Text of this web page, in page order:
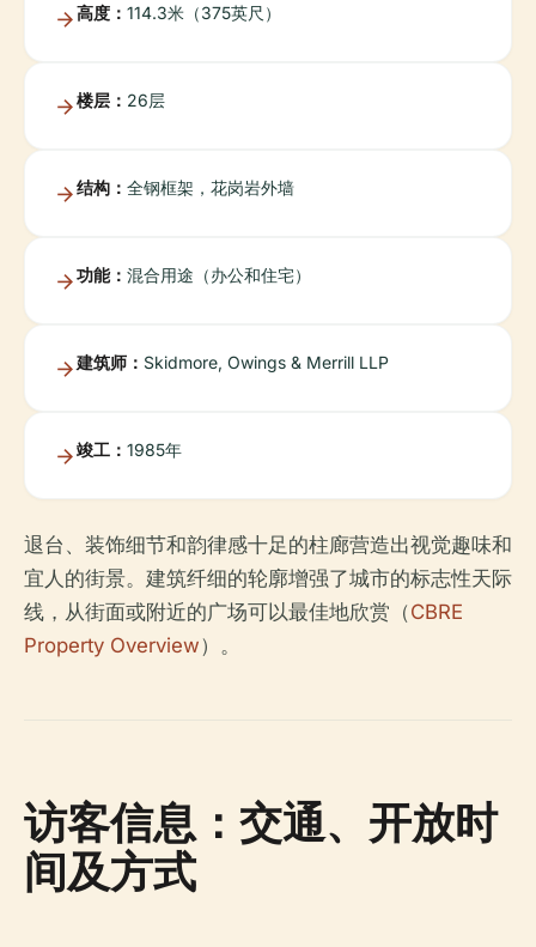
高度： 114.3米（375英尺）
楼层： 26层
结构： 全钢框架，花岗岩外墙
功能： 混合用途（办公和住宅）
建筑师： Skidmore, Owings & Merrill LLP
竣工： 1985年
退台、装饰细节和韵律感十足的柱廊营造出视觉趣味和
宜人的街景。建筑纤细的轮廓增强了城市的标志性天际
线，从街面或附近的广场可以最佳地欣赏（CBRE
Property Overview）。
访客信息：交通、开放时
间及方式